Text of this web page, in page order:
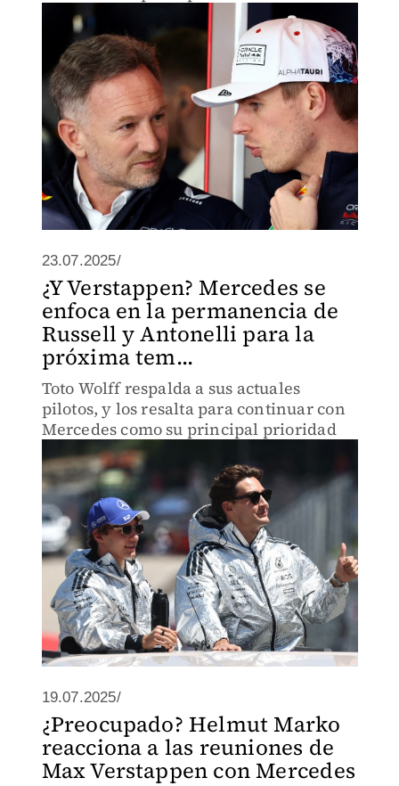
23.07.2025/
¿Y Verstappen? Mercedes se
enfoca en la permanencia de
Russell y Antonelli para la
próxima tem...
Toto Wolff respalda a sus actuales
pilotos, y los resalta para continuar con
Mercedes como su principal prioridad
19.07.2025/
¿Preocupado? Helmut Marko
reacciona a las reuniones de
Max Verstappen con Mercedes